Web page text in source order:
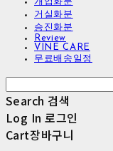
거실화분
승진화분
Review
VINE CARE
무료배송일정
Search 검색
Log In 로그인
Cart장바구니